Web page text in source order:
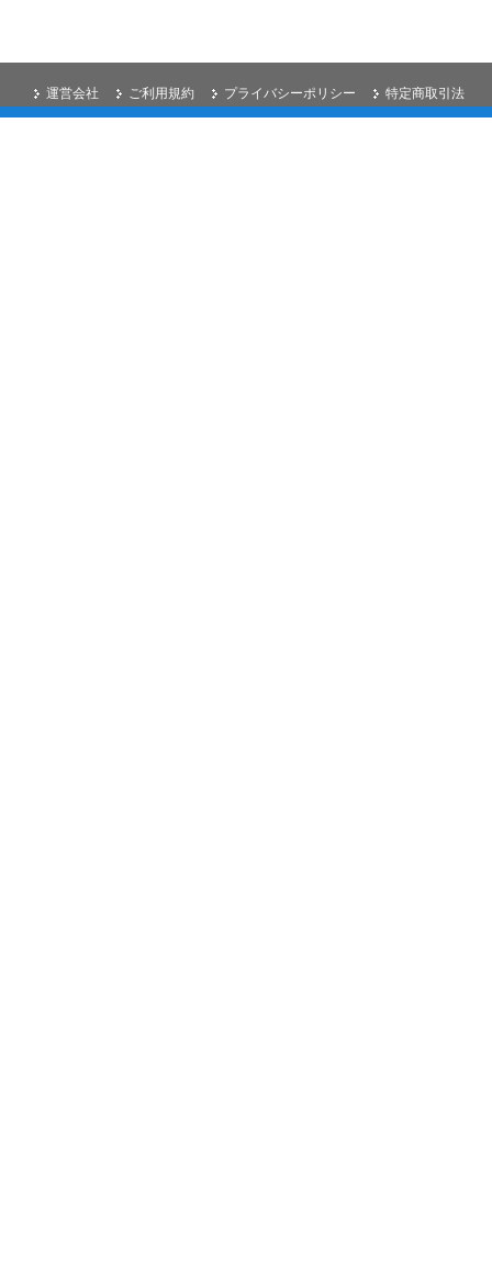
特定商取引法
プライバシーポリシー
ご利用規約
運営会社